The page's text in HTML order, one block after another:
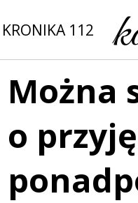
KRONIKA 112
Można
o